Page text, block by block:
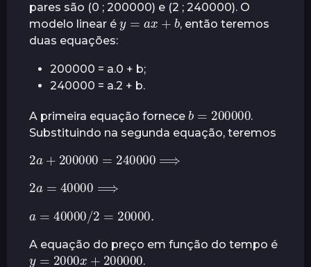
pares são (0 ; 200000) e (2 ; 240000). O
modelo linear é
y=ax +b
, então teremos
duas equações:
200000 = a.0 + b;
240000 = a.2 + b.
A primeira equação fornece
b 200000
.
Substituindo na segunda equação, teremos
+200000 =240000
⟹
2
40000
40000/
20000.
A equação do preço em função do tempo é
y =2000x+
200000
.